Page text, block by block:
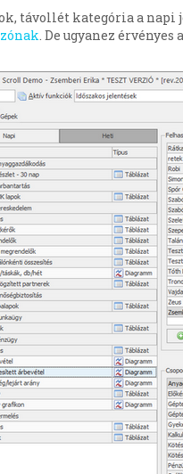
távollét kategória a
. De ugyanez